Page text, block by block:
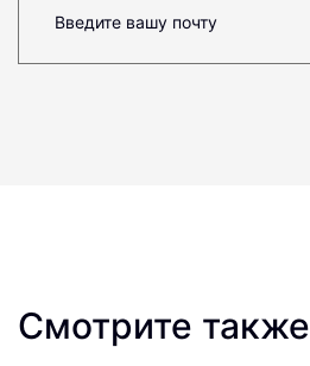
Смотрите также